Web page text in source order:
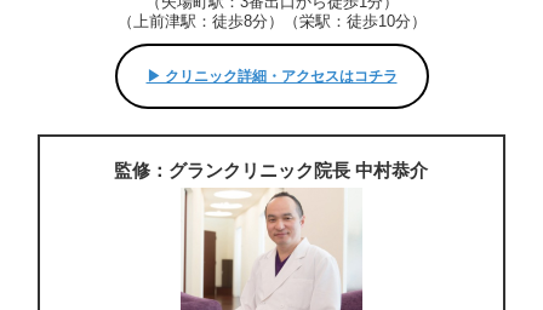
（上前津駅：徒歩8分）（栄駅：徒歩10分）
▶︎ クリニック詳細・アクセスはコチラ
監修：グランクリニック院長 中村恭介